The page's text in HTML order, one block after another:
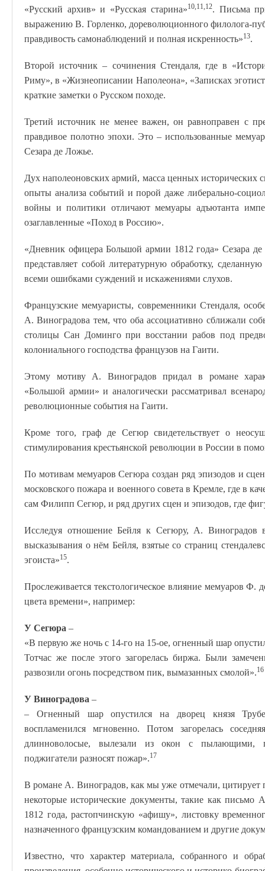
«Русский архив» и «Русская старина»10,11,12. Письма
выражению В. Горленко, дореволюционного филолога-
правдивость самонаблюдений и полная искренность»13.
Второй источник – сочинения Стендаля, где в
Риму», в «Жизнеописании Наполеона», «Записках
краткие заметки о Русском походе.
Третий источник не менее важен, он равноправен с
правдивое полотно эпохи. Это – использованные
Сезара де Ложье.
Дух наполеоновских армий, масса ценных исторических
опыты анализа событий и порой даже либерально-
войны и политики отличают мемуары адъютанта
озаглавленные «Поход в Россию».
«Дневник офицера Большой армии 1812 года» Сезара
представляет собой литературную обработку,
всеми ошибками суждений и искажениями слухов.
Французские мемуаристы, современники Стендаля,
А. Виноградова тем, что оба ассоциативно сближали
столицы Сан Доминго при восстании рабов под
колониального господства французов на Гаити.
Этому мотиву А. Виноградов придал в романе
«Большой армии» и аналогически рассматривал
революционные события на Гаити.
Кроме того, граф де Сегюр свидетельствует о
стимулирования крестьянской революции в России в
По мотивам мемуаров Сегюра создан ряд эпизодов и
московского пожара и военного совета в Кремле, где в
сам Филипп Сегюр, и ряд других сцен и эпизодов, где
Исследуя отношение Бейля к Сегюру, А. Виноградов
высказывания о нём Бейля, взятые со страниц
эгоиста»15.
Прослеживается текстологическое влияние мемуаров
цвета времени», например:
У Сегюра –
«В первую же ночь с 14-го на 15-ое, огненный шар
Тотчас же после этого загорелась биржа. Были
развозили огонь посредством пик, вымазанных смолой».16
У Виноградова –
– Огненный шар опустился на дворец князя
воспламенился мгновенно. Потом загорелась
длинноволосые, вылезали из окон с пылающими,
поджигатели разносят пожар».17
В романе А. Виноградов, как мы уже отмечали,
некоторые исторические документы, такие как
1812 года, растопчинскую «афишу», листовку
назначенного французским командованием и другие
Известно, что характер материала, собранного и